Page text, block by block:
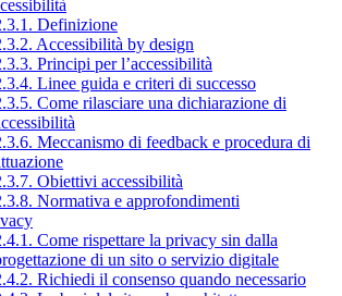
Definizione
Accessibilità by design
Principi per l’accessibilità
Linee guida e criteri di successo
Come rilasciare una dichiarazione di
Meccanismo di feedback e procedura di
Obiettivi accessibilità
Normativa e approfondimenti
Come rispettare la privacy sin dalla
di un sito o servizio digitale
Richiedi il consenso quando necessario